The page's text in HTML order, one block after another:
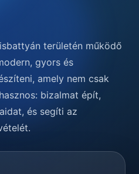
területén működő
gyors és
amely nem csak
bizalmat épít,
és segíti az